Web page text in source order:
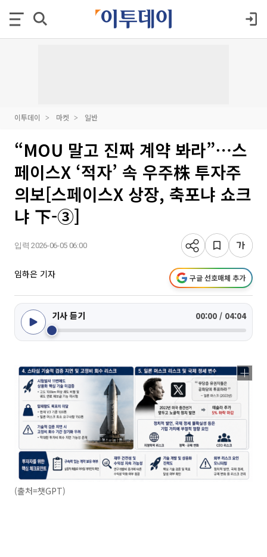
이투데이 마켓 일반
“MOU 말고 진짜 계약 봐라”⋯스
페이스X ‘적자’ 속 우주株 투자주
의보[스페이스X 상장, 축포냐 쇼크
냐 下-③]
입력 2026-06-05 06:00
임하은 기자 구글 선호매체 추가
기사 듣기 00:00 / 04:04
(출처=챗GPT)